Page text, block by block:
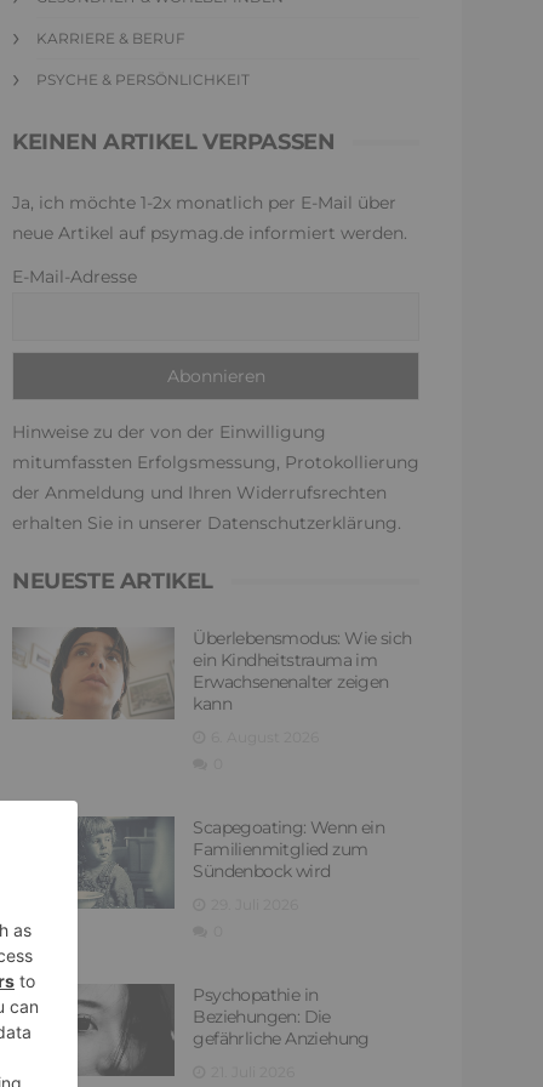
KARRIERE & BERUF
PSYCHE & PERSÖNLICHKEIT
KEINEN ARTIKEL VERPASSEN
Ja, ich möchte 1-2x monatlich per E-Mail über
neue Artikel auf psymag.de informiert werden.
E-Mail-Adresse
Hinweise zu der von der Einwilligung
mitumfassten Erfolgsmessung, Protokollierung
der Anmeldung und Ihren Widerrufsrechten
erhalten Sie in unserer Datenschutzerklärung.
NEUESTE ARTIKEL
Überlebensmodus: Wie sich
ein Kindheitstrauma im
Erwachsenenalter zeigen
kann
Scapegoating: Wenn ein
Familienmitglied zum
Sündenbock wird
Psychopathie in
Beziehungen: Die
gefährliche Anziehung